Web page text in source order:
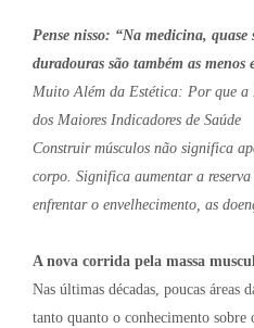
Pense nisso: “Na medicina, quase
duradouras são também as menos
Muito Além da Estética: Por que a
dos Maiores Indicadores de Saúde
Construir músculos não significa
corpo. Significa aumentar a
enfrentar o envelhecimento, as
A nova corrida pela massa
Nas últimas décadas, poucas
tanto quanto o conhecimento